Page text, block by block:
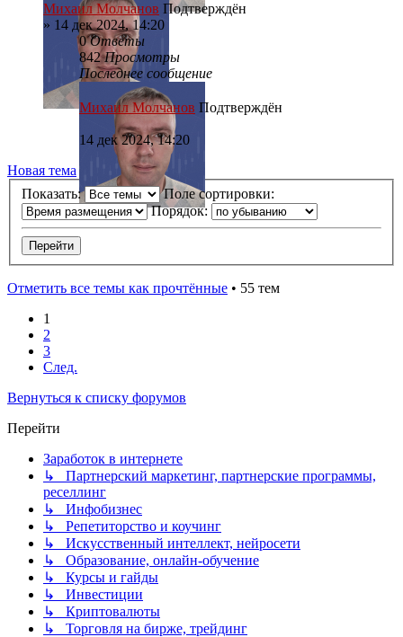
Михаил Молчанов Подтверждён
» 14 дек 2024, 14:20
0Ответы
842Просмотры
Последнее сообщение
Михаил Молчанов Подтверждён
14 дек 2024, 14:20
Новая тема
Показать:
Поле сортировки:
Порядок:
Отметить все темы как прочтённые • 55 тем
1
2
3
След.
Вернуться к списку форумов
Перейти
Заработок в интернете
↳ Партнерский маркетинг, партнерские программы,
реселлинг
↳ Инфобизнес
↳ Репетиторство и коучинг
↳ Искусственный интеллект, нейросети
↳ Образование, онлайн-обучение
↳ Курсы и гайды
↳ Инвестиции
↳ Криптовалюты
↳ Торговля на бирже, трейдинг